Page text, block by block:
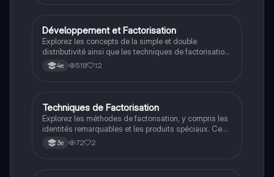
Maths
Développement et Factorisation
Explorez les concepts de la simple et double
distributivité ainsi que les techniques de factorisation.
Ce document présente des exemples pratiques et
des identités clés, comme a² - b², pour maîtriser le
4e 518 12
Maths
Techniques de Factorisation
Explorez les méthodes de factorisation, y compris les
identités remarquables et les produits spéciaux. Ce
résumé couvre des exemples pratiques et des
techniques essentielles pour maîtriser la factorisation
3e 72 2